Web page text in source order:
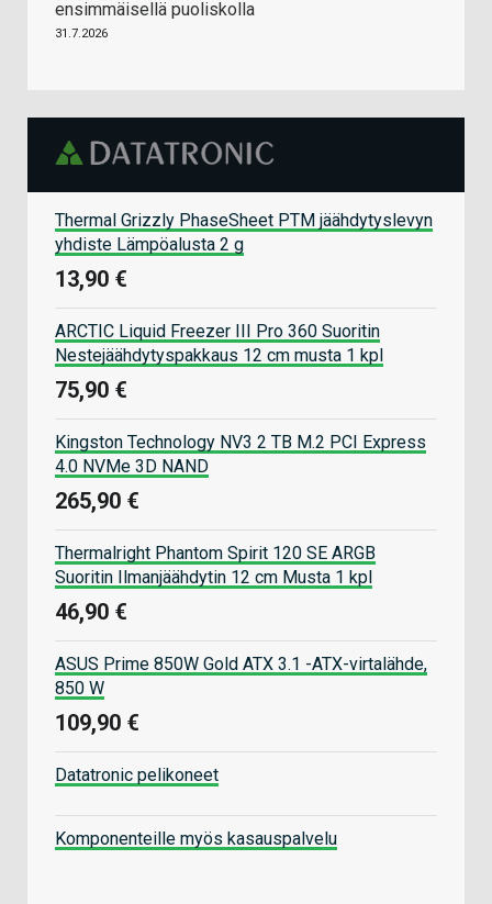
ensimmäisellä puoliskolla
31.7.2026
Thermal Grizzly PhaseSheet PTM jäähdytyslevyn
yhdiste Lämpöalusta 2 g
13,90 €
ARCTIC Liquid Freezer III Pro 360 Suoritin
Nestejäähdytyspakkaus 12 cm musta 1 kpl
75,90 €
Kingston Technology NV3 2 TB M.2 PCI Express
4.0 NVMe 3D NAND
265,90 €
Thermalright Phantom Spirit 120 SE ARGB
Suoritin Ilmanjäähdytin 12 cm Musta 1 kpl
46,90 €
ASUS Prime 850W Gold ATX 3.1 -ATX-virtalähde,
850 W
109,90 €
Datatronic pelikoneet
Komponenteille myös kasauspalvelu